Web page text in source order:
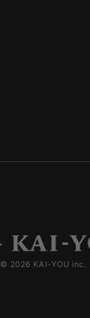
© 2026 KAI-YOU inc.